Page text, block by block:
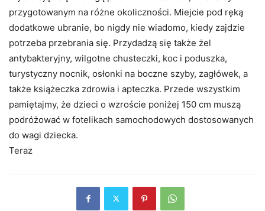
przygotowanym na różne okoliczności. Miejcie pod ręką
dodatkowe ubranie, bo nigdy nie wiadomo, kiedy zajdzie
potrzeba przebrania się. Przydadzą się także żel
antybakteryjny, wilgotne chusteczki, koc i poduszka,
turystyczny nocnik, osłonki na boczne szyby, zagłówek, a
także książeczka zdrowia i apteczka. Przede wszystkim
pamiętajmy, że dzieci o wzroście poniżej 150 cm muszą
podróżować w fotelikach samochodowych dostosowanych
do wagi dziecka.
Teraz